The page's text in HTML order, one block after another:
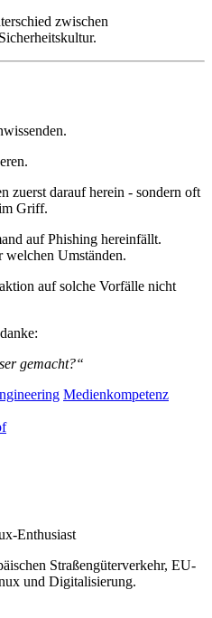
zwischen
zuerst darauf herein - sondern oft
Griff.
auf Phishing hereinfällt.
welchen Umständen.
auf solche Vorfälle nicht
gemacht?“
Medienkompetenz
Enthusiast
Straßengüterverkehr, EU-
und Digitalisierung.